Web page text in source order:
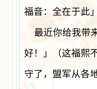
福音：全在于此
最近你给我带
好！」（这福熙
守了，盟军从各